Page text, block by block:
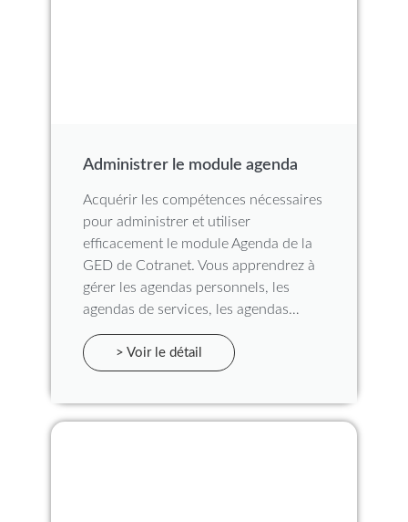
Administrer le module agenda​
Acquérir les compétences nécessaires
pour administrer et utiliser
efficacement le module Agenda de la
GED de Cotranet. Vous apprendrez à
gérer les agendas personnels, les
agendas de services, les agendas…
> Voir le détail